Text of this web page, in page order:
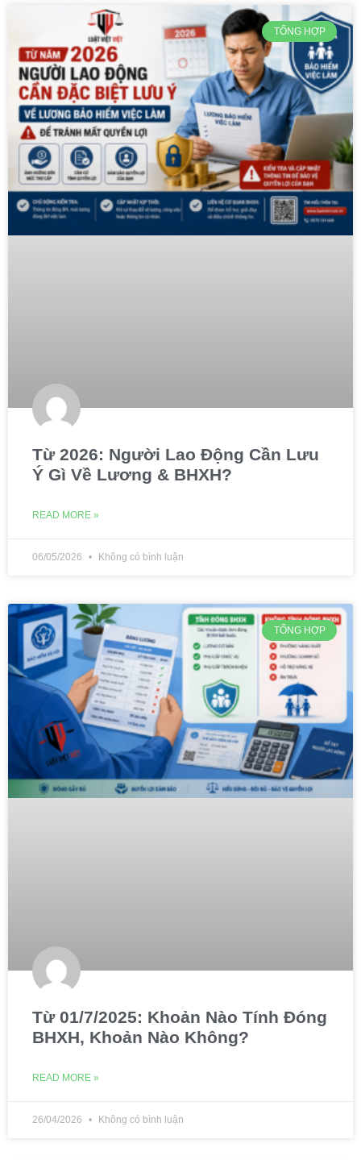
TỔNG HỢP
Từ 2026: Người Lao Động Cần Lưu
Ý Gì Về Lương & BHXH?
READ MORE »
06/05/2026 Không có bình luận
TỔNG HỢP
Từ 01/7/2025: Khoản Nào Tính Đóng
BHXH, Khoản Nào Không?
READ MORE »
26/04/2026 Không có bình luận